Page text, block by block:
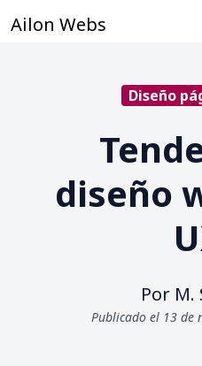
Ailon Webs
Diseño
diseño
Por
Publicado el 13 de